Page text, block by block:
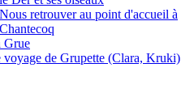
Nous retrouver au point d'accueil à
Chantecoq
Grue
voyage de Grupette (Clara, Kruki)